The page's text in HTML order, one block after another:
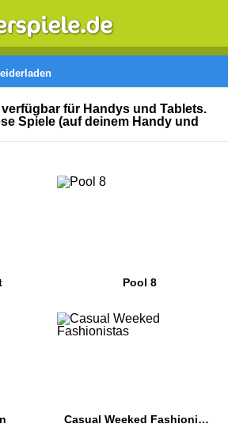
für Handys und Tablets.
Spiele (auf deinem Handy und
Pool 8
Casual Weeked Fashionistas